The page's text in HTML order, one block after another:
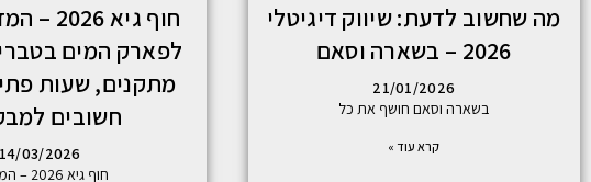
מה שחשוב לדעת: שיווק דיגיטלי
2026 – בשארה וסאם
21/01/2026
בשארה וסאם חושף את כל
קרא עוד »
חוף גיא
לפארק המים
מתקנים, שעות
חשובים
14/03/2026
חוף גיא 2026 – המדריך